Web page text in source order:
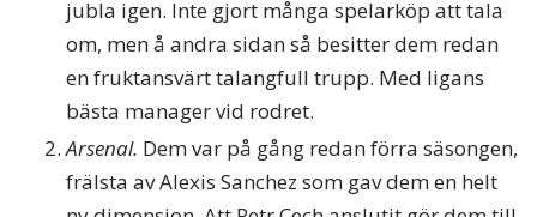
jubla igen. Inte gjort många spelarköp att tala
om, men å andra sidan så besitter dem redan
en fruktansvärt talangfull trupp. Med ligans
bästa manager vid rodret.
Arsenal. Dem var på gång redan förra säsongen,
frälsta av Alexis Sanchez som gav dem en helt